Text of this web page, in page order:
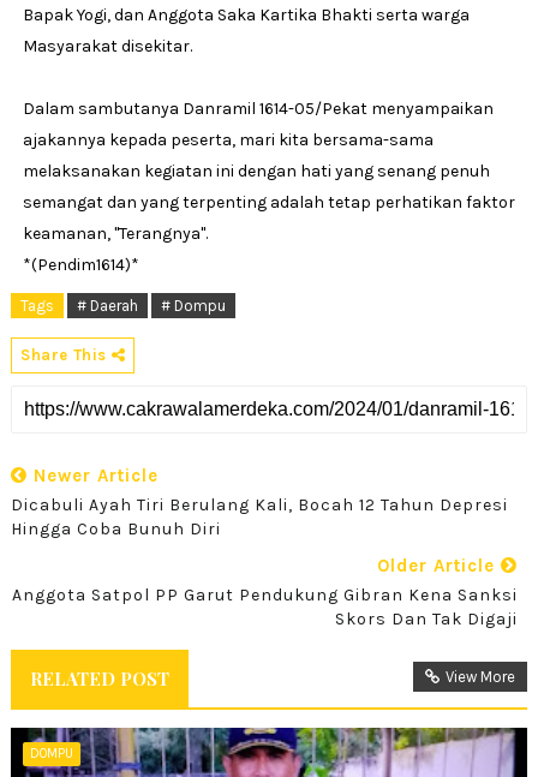
Bapak Yogi, dan Anggota Saka Kartika Bhakti serta warga
Masyarakat disekitar.
Dalam sambutanya Danramil 1614-05/Pekat menyampaikan
ajakannya kepada peserta, mari kita bersama-sama
melaksanakan kegiatan ini dengan hati yang senang penuh
semangat dan yang terpenting adalah tetap perhatikan faktor
keamanan, "Terangnya".
*(Pendim1614)*
Tags # Daerah # Dompu
Share This
Newer Article
Dicabuli Ayah Tiri Berulang Kali, Bocah 12 Tahun Depresi
Hingga Coba Bunuh Diri
Older Article
Anggota Satpol PP Garut Pendukung Gibran Kena Sanksi
Skors Dan Tak Digaji
RELATED POST View More
DOMPU